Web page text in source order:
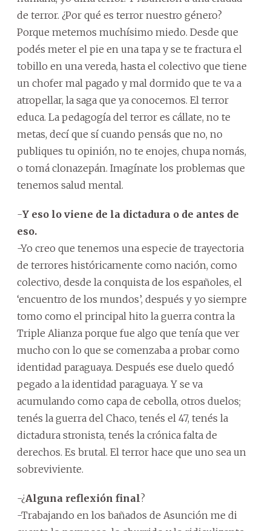
de terror. ¿Por qué es terror nuestro género?
Porque metemos muchísimo miedo. Desde que
podés meter el pie en una tapa y se te fractura el
tobillo en una vereda, hasta el colectivo que tiene
un chofer mal pagado y mal dormido que te va a
atropellar, la saga que ya conocemos. El terror
educa. La pedagogía del terror es cállate, no te
metas, decí que sí cuando pensás que no, no
publiques tu opinión, no te enojes, chupa nomás,
o tomá clonazepán. Imagínate los problemas que
tenemos salud mental.
-Y eso lo viene de la dictadura o de antes de
eso.
-Yo creo que tenemos una especie de trayectoria
de terrores históricamente como nación, como
colectivo, desde la conquista de los españoles, el
‘encuentro de los mundos’, después y yo siempre
tomo como el principal hito la guerra contra la
Triple Alianza porque fue algo que tenía que ver
mucho con lo que se comenzaba a probar como
identidad paraguaya. Después ese duelo quedó
pegado a la identidad paraguaya. Y se va
acumulando como capa de cebolla, otros duelos;
tenés la guerra del Chaco, tenés el 47, tenés la
dictadura stronista, tenés la crónica falta de
derechos. Es brutal. El terror hace que uno sea un
sobreviviente.
-¿Alguna reflexión final?
-Trabajando en los bañados de Asunción me di